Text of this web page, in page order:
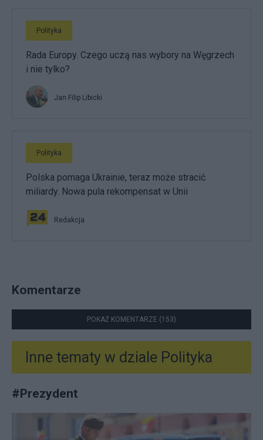
Polityka
Rada Europy. Czego uczą nas wybory na Węgrzech
i nie tylko?
Jan Filip Libicki
Polityka
Polska pomaga Ukrainie, teraz może stracić
miliardy. Nowa pula rekompensat w Unii
Redakcja
Komentarze
POKAŻ KOMENTARZE (153)
Inne tematy w dziale Polityka
#Prezydent